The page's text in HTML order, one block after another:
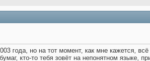
года, но на тот момент, как мне кажется,
кто-то тебя зовёт на непонятном языке,